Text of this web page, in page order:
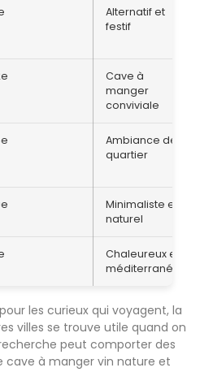
Alternatif et
festif
Cave à
manger
conviviale
Ambiance de
quartier
Minimaliste et
naturel
Chaleureux et
méditerranéen
les curieux qui voyagent, la
villes se trouve utile quand on
peut comporter des
à manger vin nature et